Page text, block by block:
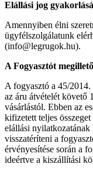
Elállási jog
Amennyiben élni
ügyfélszolgálatunk
(info@legrugok.hu).
A Fogyasztót
A fogyasztó a 45/
az áru átvételét követő
vásárlástól. Ebben az
kifizetett teljes
elállási nyilatkozatának
visszatéríteni a
érvényesítése során a
ideértve a kiszállítási